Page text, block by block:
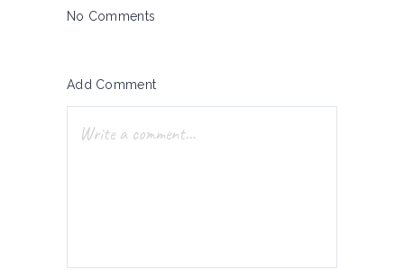
No Comments
Add Comment